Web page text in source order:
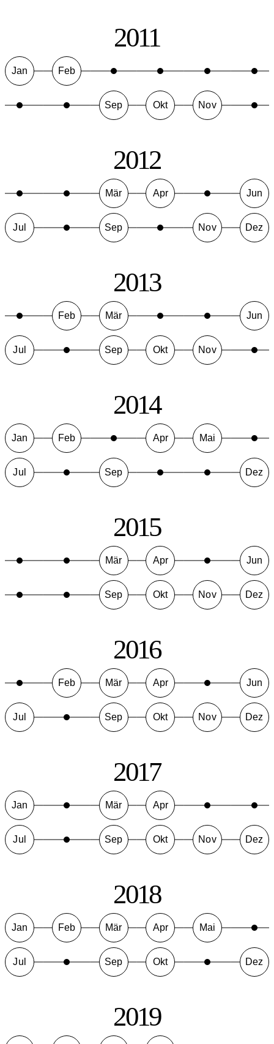
2011
Jan Feb
Sep Okt Nov
2012
Mär Apr Jun
Jul Sep Nov Dez
2013
Feb Mär Jun
Jul Sep Okt Nov
2014
Jan Feb Apr Mai
Jul Sep Dez
2015
Mär Apr Jun
Sep Okt Nov Dez
2016
Feb Mär Apr Jun
Jul Sep Okt Nov Dez
2017
Jan Mär Apr
Jul Sep Okt Nov Dez
2018
Jan Feb Mär Apr Mai
Jul Sep Okt Dez
2019